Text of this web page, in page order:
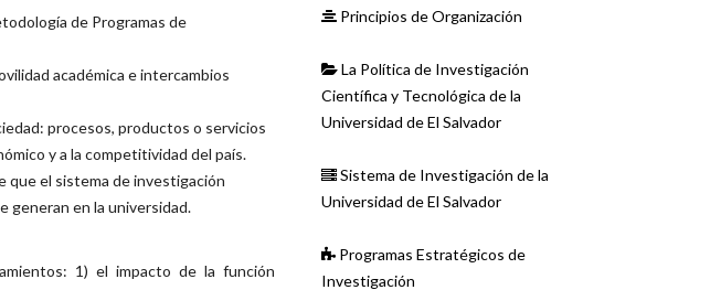
de Programas de
académica e intercambios
procesos, productos o servicios
y a la competitividad del país.
que el sistema de investigación
generan en la universidad.
1) el impacto de la función
Principios de Organización
La Política de Investigación
Científica y Tecnológica de la
Universidad de El Salvador
Sistema de Investigación de la
Universidad de El Salvador
Programas Estratégicos de
Investigación